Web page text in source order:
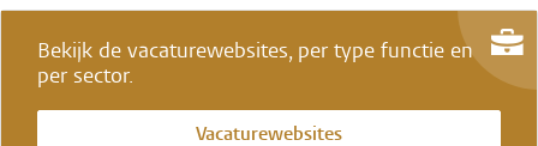
Bekijk de vacaturewebsites, per type functie en
per sector.
Vacaturewebsites